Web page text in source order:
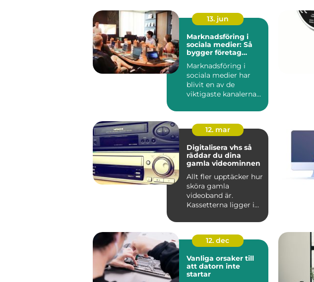
13. jun
Marknadsföring i
sociala medier: Så
bygger företag
Marknadsföring i
sociala medier har
blivit en av de
viktigaste kanalerna
12. mar
Digitalisera vhs så
räddar du dina
gamla videominnen
Allt fler upptäcker hur
sköra gamla
videoband är.
Kassetterna ligger i
samtidig...
12. dec
Vanliga orsaker till
att datorn inte
startar